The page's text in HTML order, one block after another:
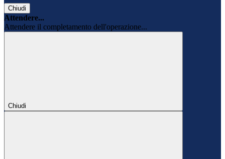
Chiudi
Attendere...
Attendere il completamento dell'operazione...
Chiudi